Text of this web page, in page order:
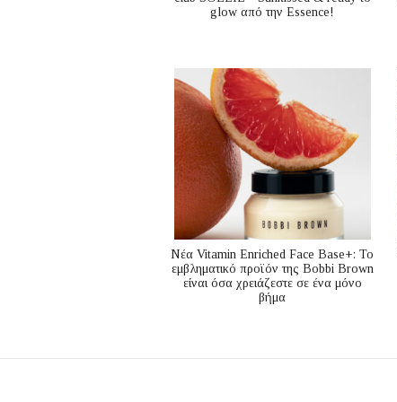
glow από την Essence!
Nέα Vitamin Enriched Face Base+: Το
εμβληματικό προϊόν της Bobbi Brown
είναι όσα χρειάζεστε σε ένα μόνο
βήμα